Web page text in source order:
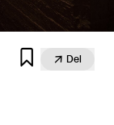
  Del